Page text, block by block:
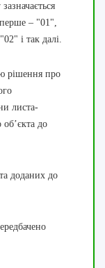
– "01",
і так далі.
рішення про
листа-
об’єкта до
доданих до